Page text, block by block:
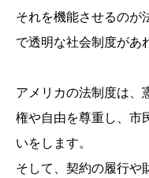
それを機能させるのが
で透明な社会制度があ
アメリカの法制度は、
権や自由を尊重し、市
いをします。
そして、契約の履行や